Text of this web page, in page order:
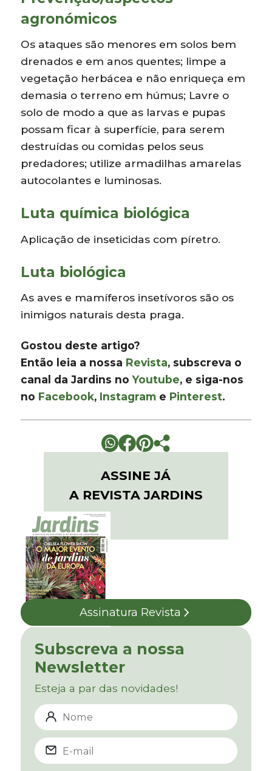
agronómicos
Os ataques são menores em solos bem
drenados e em anos quentes; limpe a
vegetação herbácea e não enriqueça em
demasia o terreno em húmus; Lavre o
solo de modo a que as larvas e pupas
possam ficar à superfície, para serem
destruídas ou comidas pelos seus
predadores; utilize armadilhas amarelas
autocolantes e luminosas.
Luta química biológica
Aplicação de inseticidas com píretro.
Luta biológica
As aves e mamíferos insetívoros são os
inimigos naturais desta praga.
Gostou deste artigo?
Então leia a nossa Revista, subscreva o
canal da Jardins noYoutube, e siga-nos
no Facebook, Instagram e Pinterest.
ASSINE JÁ
A REVISTA JARDINS
Assinatura Revista
Subscreva a nossa
Newsletter
Esteja a par das novidades!